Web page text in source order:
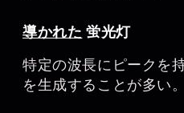
導かれた 蛍光灯
特定の波長にピークを
を生成することが多い